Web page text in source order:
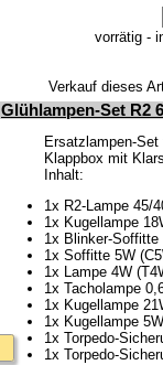
vorrätig -
Verkauf dieses
Glühlampen-Set R2
Ersatzlampen-
Klappbox mit
Inhalt:
1x R2-Lampe 45/
1x Kugellampe
1x Blinker-
1x Soffitte 5W
1x Lampe 4W
1x Tacholampe
1x Kugellampe
1x Kugellampe
1x Torpedo-
1x Torpedo-